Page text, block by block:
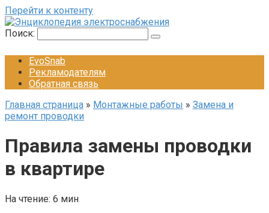
Перейти к контенту
Поиск:
EvoSnab
Рекламодателям
Обратная связь
Главная страница » Монтажные работы » Замена и
ремонт проводки
Правила замены проводки
в квартире
На чтение: 6 мин